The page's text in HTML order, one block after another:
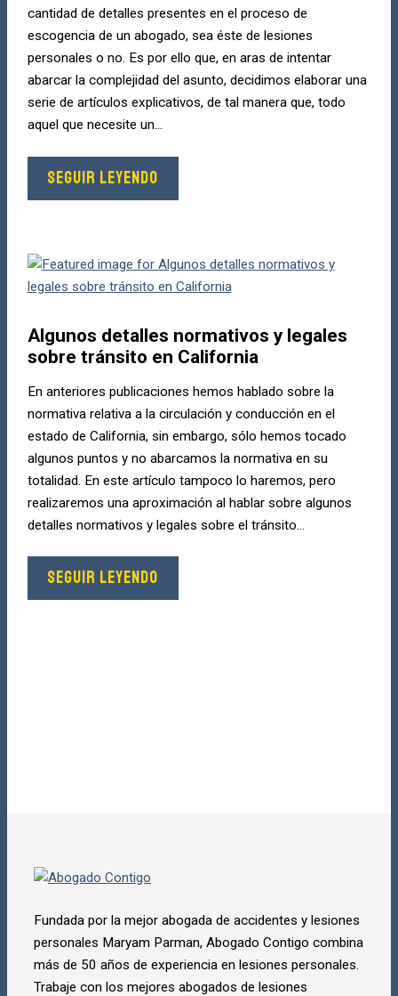
cantidad de detalles presentes en el proceso de
escogencia de un abogado, sea éste de lesiones
personales o no. Es por ello que, en aras de intentar
abarcar la complejidad del asunto, decidimos elaborar una
serie de artículos explicativos, de tal manera que, todo
aquel que necesite un...
SEGUIR LEYENDO
Algunos detalles normativos y legales
sobre tránsito en California
En anteriores publicaciones hemos hablado sobre la
normativa relativa a la circulación y conducción en el
estado de California, sin embargo, sólo hemos tocado
algunos puntos y no abarcamos la normativa en su
totalidad. En este artículo tampoco lo haremos, pero
realizaremos una aproximación al hablar sobre algunos
detalles normativos y legales sobre el tránsito...
SEGUIR LEYENDO
888-333-8515
Fundada por la mejor abogada de accidentes y lesiones
personales Maryam Parman, Abogado Contigo combina
más de 50 años de experiencia en lesiones personales.
Trabaje con los mejores abogados de lesiones